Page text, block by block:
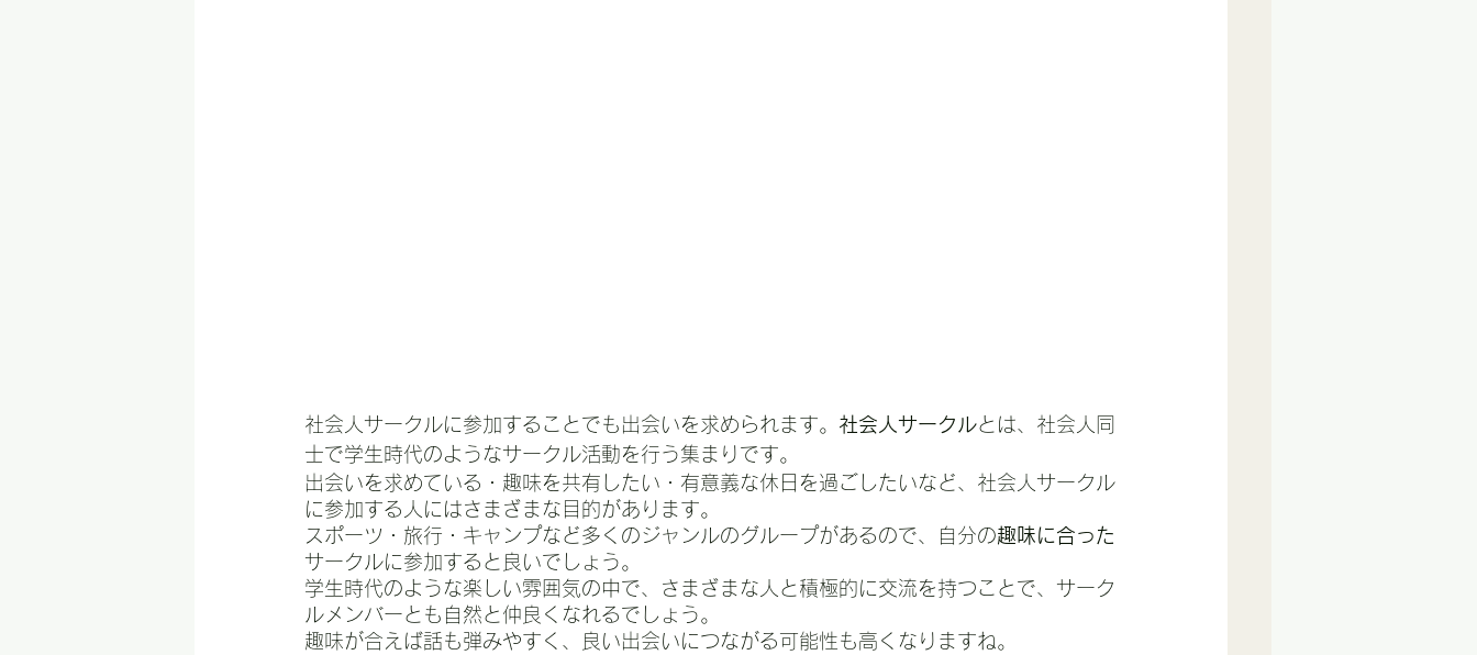
社会人サークルに参加することでも出会いを求められます。 社会人サークルとは、社会人同
士で学生時代のようなサークル活動を行う集まりです。
出会いを求めている・趣味を共有したい・有意義な休日を過ごしたいなど、社会人サークル
に参加する人にはさまざまな目的があります。
スポーツ・旅行・キャンプなど多くのジャンルのグループがあるので、自分の趣味に合った
サークルに参加すると良いでしょう。
学生時代のような楽しい雰囲気の中で、さまざまな人と積極的に交流を持つことで、サーク
ルメンバーとも自然と仲良くなれるでしょう。
趣味が合えば話も弾みやすく、良い出会いにつながる可能性も高くなりますね。